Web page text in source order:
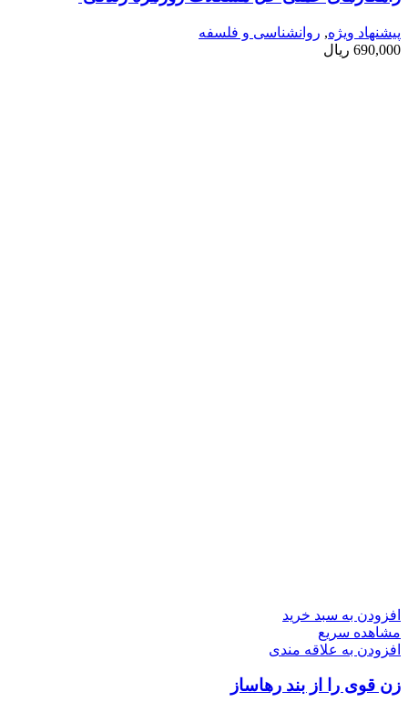
پیشنهاد ویژه, روانشناسی و فلسفه
690,000 ریال
افزودن به سبد خرید
مشاهده سریع
افزودن به علاقه مندی
زن قوی را از بند رهاساز